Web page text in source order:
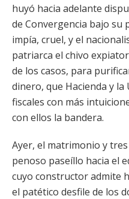
huyó hacia adelante
de Convergencia bajo su
impía, cruel, y el
patriarca el chivo
de los casos, para
dinero, que Hacienda y
fiscales con más
con ellos la bandera.
Ayer, el matrimonio y
penoso paseíllo hacia el
cuyo constructor admite
el patético desfile de los